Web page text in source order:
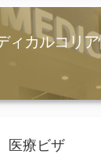
ィカルコリ
医療ビザ